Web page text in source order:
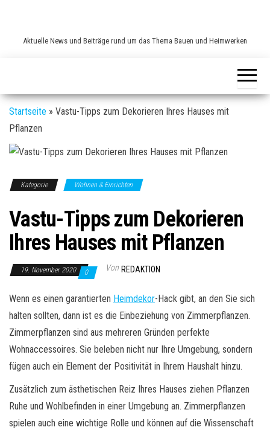
springenAktuelle News und Beiträge rund um das Thema Bauen und Heimwerken
Startseite » Vastu-Tipps zum Dekorieren Ihres Hauses mit
Pflanzen
Kategorie Wohnen & Einrichten
Vastu-Tipps zum Dekorieren
Ihres Hauses mit Pflanzen
19. November 2020 0 Von REDAKTION
Wenn es einen garantierten Heimdekor-Hack gibt, an den Sie sich
halten sollten, dann ist es die Einbeziehung von Zimmerpflanzen.
Zimmerpflanzen sind aus mehreren Gründen perfekte
Wohnaccessoires. Sie beleben nicht nur Ihre Umgebung, sondern
fügen auch ein Element der Positivität in Ihrem Haushalt hinzu.
Zusätzlich zum ästhetischen Reiz Ihres Hauses ziehen Pflanzen
Ruhe und Wohlbefinden in einer Umgebung an. Zimmerpflanzen
spielen auch eine wichtige Rolle und können auf die Wissenschaft